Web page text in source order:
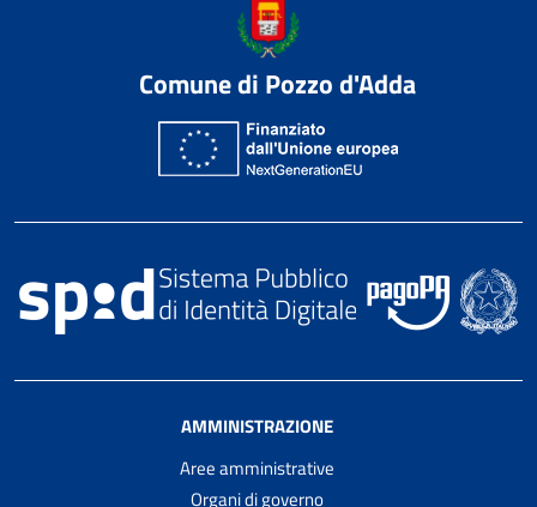
Comune di Pozzo d'Adda
AMMINISTRAZIONE
Aree amministrative
Organi di governo